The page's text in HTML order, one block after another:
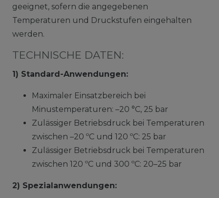
geeignet, sofern die angegebenen
Temperaturen und Druckstufen eingehalten
werden.
TECHNISCHE DATEN:
1) Standard-Anwendungen:
Maximaler Einsatzbereich bei
Minustemperaturen: –20 °C, 25 bar
Zulässiger Betriebsdruck bei Temperaturen
zwischen –20 ºC und 120 ºC: 25 bar
Zulässiger Betriebsdruck bei Temperaturen
zwischen 120 ºC und 300 ºC: 20–25 bar
2) Spezialanwendungen: